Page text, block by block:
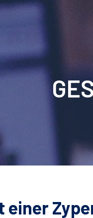
einer